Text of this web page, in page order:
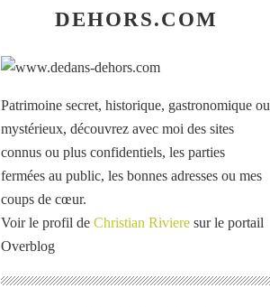
DEHORS.COM
Patrimoine secret, historique, gastronomique ou
mystérieux, découvrez avec moi des sites
connus ou plus confidentiels, les parties
fermées au public, les bonnes adresses ou mes
coups de cœur.
Voir le profil de Christian Riviere sur le portail
Overblog